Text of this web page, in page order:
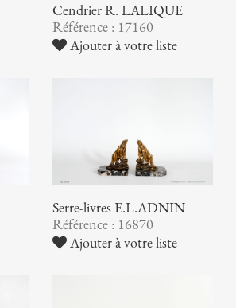
Cendrier R. LALIQUE
Référence : 17160
Ajouter à votre liste
Serre-livres E.L.ADNIN
Référence : 16870
Ajouter à votre liste